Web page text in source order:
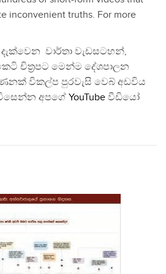
inconvenient truths. For more
වාර්තා වැඩසටහන්,
චිත්‍රපට මෙන්ම දේශපාලන
විකල්ප පුරවැසි වෙබ් අඩවිය
අපගේ YouTube වීඩියෝ